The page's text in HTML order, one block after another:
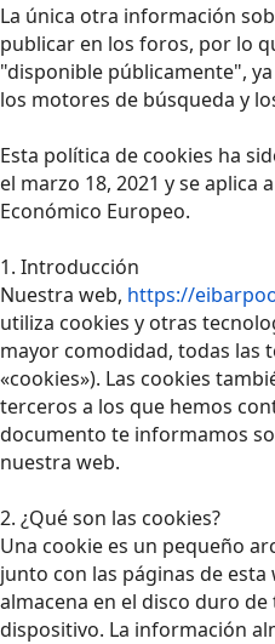
La única otra información
publicar en los foros, por lo
"disponible públicamente",
los motores de búsqueda y
Esta política de cookies ha
el marzo 18, 2021 y se aplica
Económico Europeo.
1. Introducción
Nuestra web, https://
utiliza cookies y otras
mayor comodidad, todas las
«cookies»). Las cookies
terceros a los que hemos
documento te informamos
nuestra web.
2. ¿Qué son las cookies?
Una cookie es un pequeño
junto con las páginas de
almacena en el disco duro
dispositivo. La información